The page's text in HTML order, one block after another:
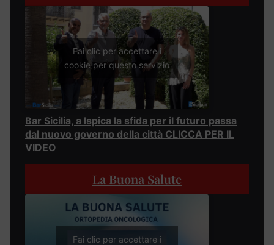
Fai clic per accettare i
cookie per questo servizio
Bar Sicilia, a Ispica la sfida per il futuro passa
dal nuovo governo della città CLICCA PER IL
VIDEO
La Buona Salute
Fai clic per accettare i